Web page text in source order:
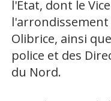
l'État, dont le
Olibrice, ainsi
police et des
du Nord.